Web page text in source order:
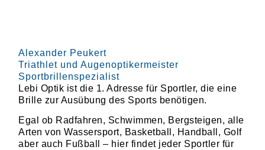
Alexander Peukert
Triathlet und Augenoptikermeister
Sportbrillenspezialist
Lebi Optik ist die 1. Adresse für Sportler, die eine
Brille zur Ausübung des Sports benötigen.
Egal ob Radfahren, Schwimmen, Bergsteigen, alle
Arten von Wassersport, Basketball, Handball, Golf
aber auch Fußball – hier findet jeder Sportler für